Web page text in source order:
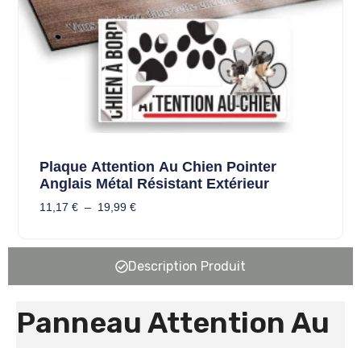
Plaque Attention Au Chien Pointer
Anglais Métal Résistant Extérieur
11,17 € – 19,99 €
Description Produit
Panneau Attention Au